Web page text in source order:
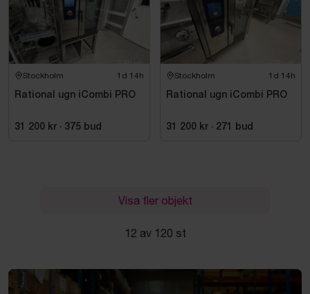
Stockholm 1d 14h
Rational ugn iCombi PRO
31 200 kr · 375 bud
Stockholm 1d 14h
Rational ugn iCombi PRO
31 200 kr · 271 bud
Visa fler objekt
12 av 120 st